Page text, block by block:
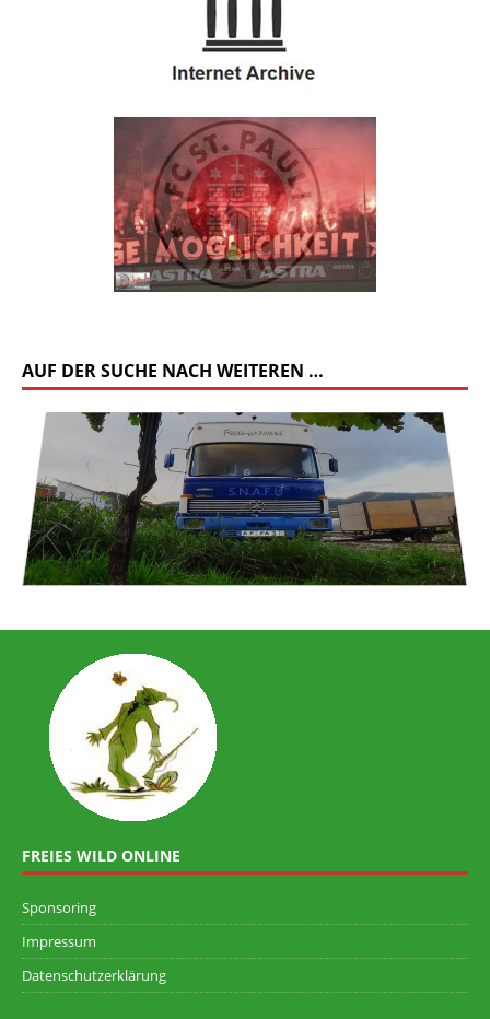
AUF DER SUCHE NACH WEITEREN …
FREIES WILD ONLINE
Sponsoring
Impressum
Datenschutzerklärung